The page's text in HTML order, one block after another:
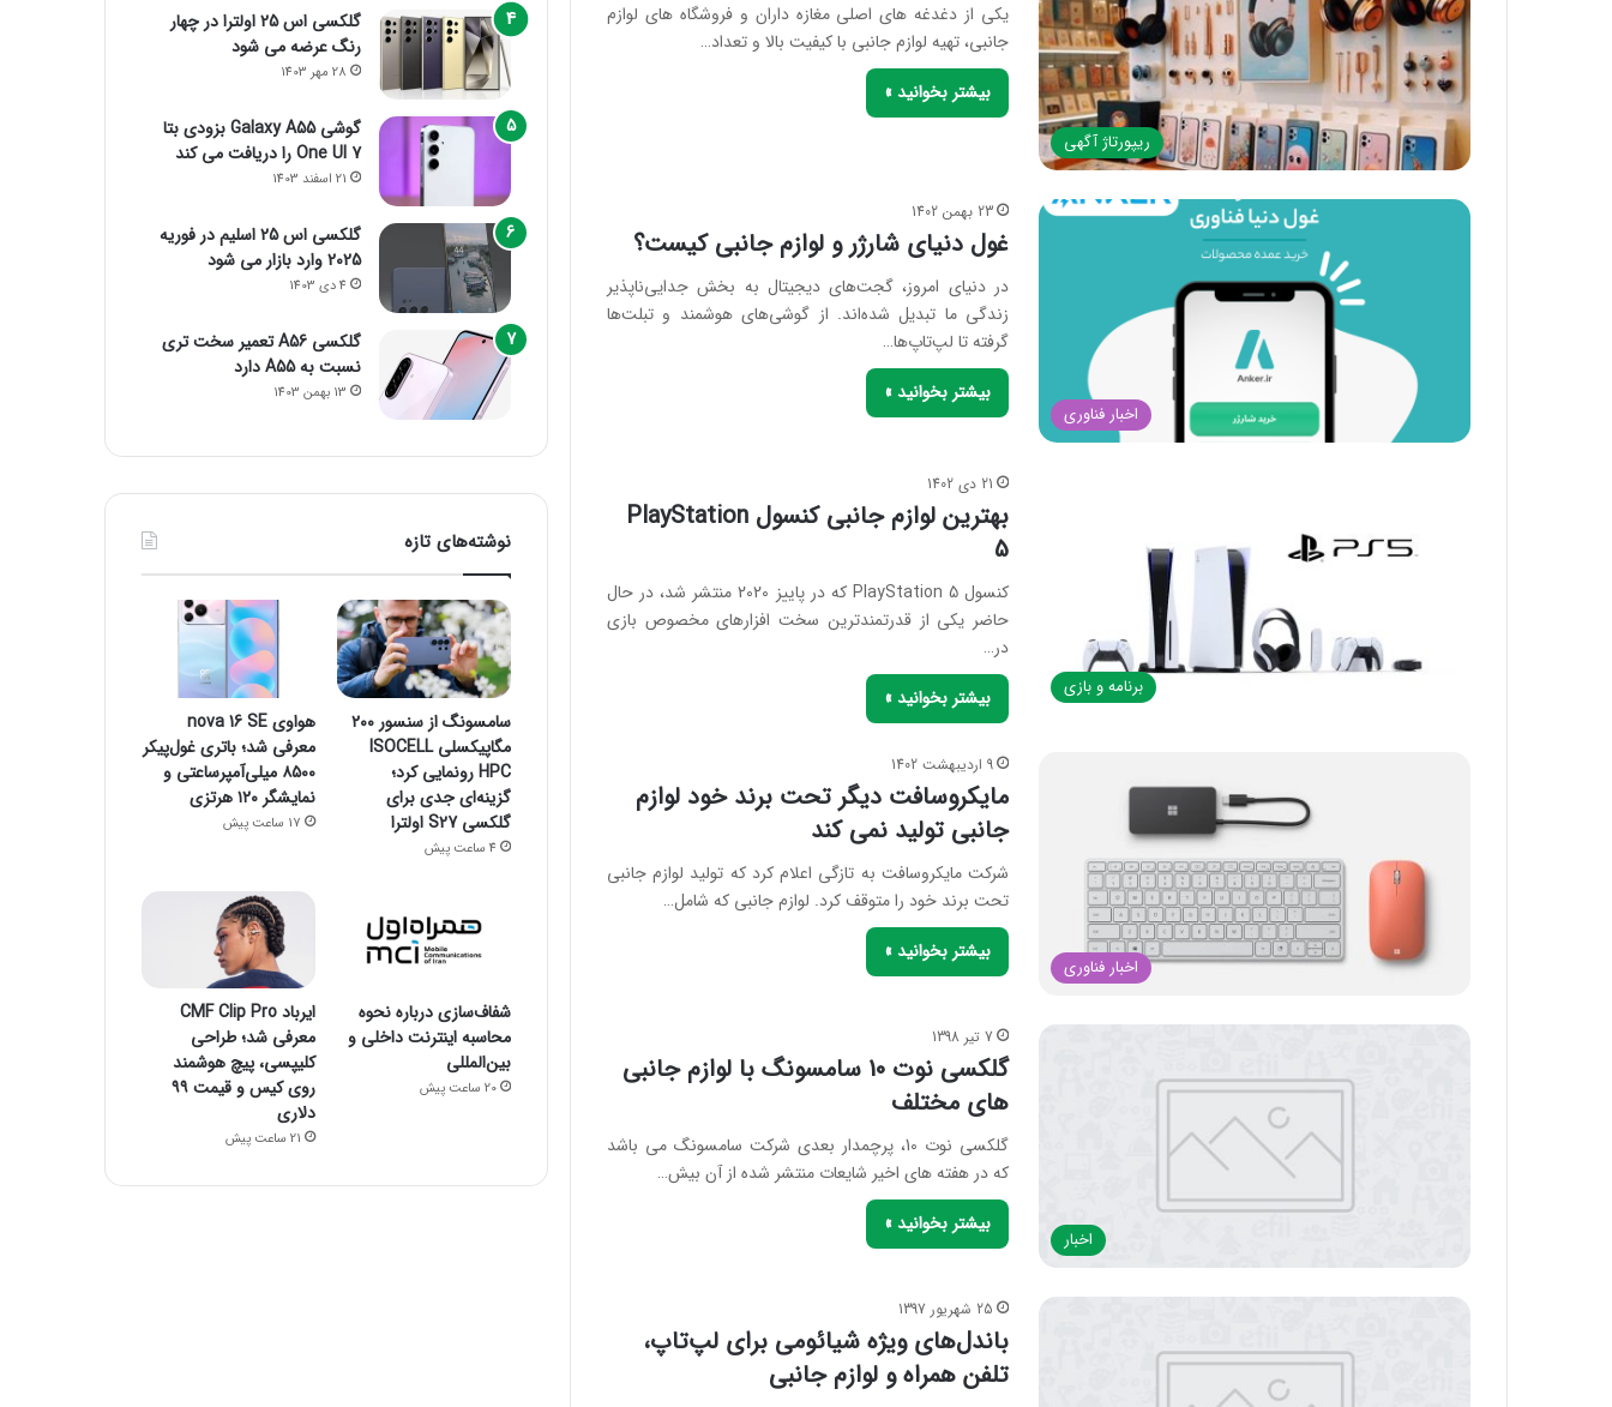
ریپورتاژ آگهی
یکی از دغدغه های اصلی مغازه داران و فروشگاه های لوازم
جانبی، تهیه لوازم جانبی با کیفیت بالا و تعداد…
بیشتر بخوانید »
اخبار فناوری
23 بهمن 1402
غول دنیای شارژر و لوازم جانبی کیست؟
در دنیای امروز، گجت‌های دیجیتال به بخش جدایی‌ناپذیر
زندگی ما تبدیل شده‌اند. از گوشی‌های هوشمند و تبلت‌ها
گرفته تا لپ‌تاپ‌ها…
بیشتر بخوانید »
برنامه و بازی
21 دی 1402
بهترین لوازم جانبی کنسول PlayStation
5
کنسول PlayStation 5 که در پاییز 2020 منتشر شد، در حال
حاضر یکی از قدرتمندترین سخت افزارهای مخصوص بازی
در…
بیشتر بخوانید »
اخبار فناوری
9 اردیبهشت 1402
مایکروسافت دیگر تحت برند خود لوازم
جانبی تولید نمی کند
شرکت مایکروسافت به تازگی اعلام کرد که تولید لوازم جانبی
تحت برند خود را متوقف کرد. لوازم جانبی که شامل…
بیشتر بخوانید »
اخبار
7 تیر 1398
گلکسی نوت 10 سامسونگ با لوازم جانبی
های مختلف
گلکسی نوت 10، پرچمدار بعدی شرکت سامسونگ می باشد
که در هفته های اخیر شایعات منتشر شده از آن بیش…
بیشتر بخوانید »
25 شهریور 1397
باندل‌های ویژه شیائومی برای لپ‌تاپ،
تلفن همراه و لوازم جانبی
گلکسی اس 25 اولترا در چهار
رنگ عرضه می شود
28 مهر 1403
گوشی Galaxy A55 بزودی بتا
One UI 7 را دریافت می کند
21 اسفند 1403
گلکسی اس 25 اسلیم در فوریه
2025 وارد بازار می شود
4 دی 1403
گلکسی A56 تعمیر سخت تری
نسبت به A55 دارد
13 بهمن 1403
نوشته‌های تازه
سامسونگ از سنسور ۲۰۰
مگاپیکسلی ISOCELL
HPC رونمایی کرد؛
گزینه‌ای جدی برای
گلکسی S27 اولترا
4 ساعت پیش
هواوی nova 16 SE
معرفی شد؛ باتری غول‌پیکر
۸۵۰۰ میلی‌آمپرساعتی و
نمایشگر ۱۲۰ هرتزی
17 ساعت پیش
شفاف‌سازی درباره نحوه
محاسبه اینترنت داخلی و
بین‌المللی
20 ساعت پیش
ایرباد CMF Clip Pro
معرفی شد؛ طراحی
کلیپسی، پیچ هوشمند
روی کیس و قیمت ۹۹
دلاری
21 ساعت پیش